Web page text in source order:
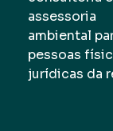
assessoria
ambiental
pessoas
jurídicas da